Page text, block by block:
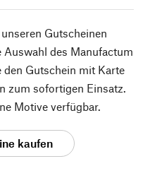
Gutscheinen
Auswahl des Manufactum
Gutschein mit Karte
zum sofortigen Einsatz.
Motive verfügbar.
kaufen